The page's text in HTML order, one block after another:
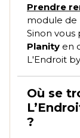
Prendre
module de
Sinon vous
Planity en
L'Endroit
Où se
?